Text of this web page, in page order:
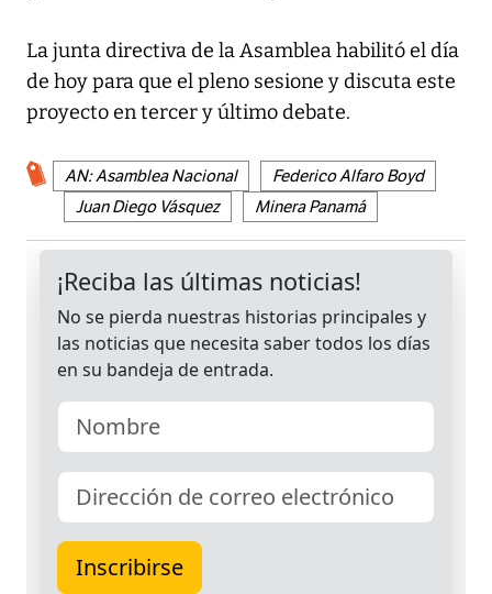
La junta directiva de la Asamblea habilitó el día
de hoy para que el pleno sesione y discuta este
proyecto en tercer y último debate.
AN: Asamblea Nacional
Federico Alfaro Boyd
Juan Diego Vásquez
Minera Panamá